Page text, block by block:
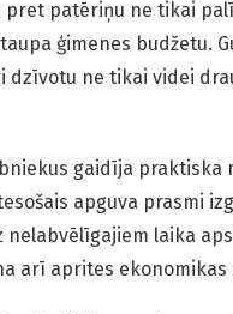
patēriņu ne tikai
ģimenes budžetu.
dzīvotu ne tikai videi
gaidīja praktiska
apguva prasmi
laika
arī aprites ekonomikas